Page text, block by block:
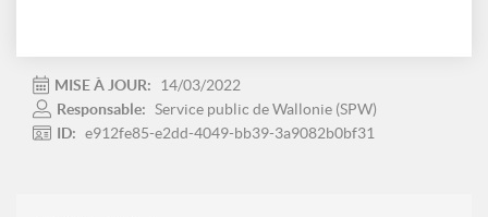
MISE À JOUR:
14/03/2022
Responsable: Service public de Wallonie (SPW)
ID: e912fe85-e2dd-4049-bb39-3a9082b0bf31